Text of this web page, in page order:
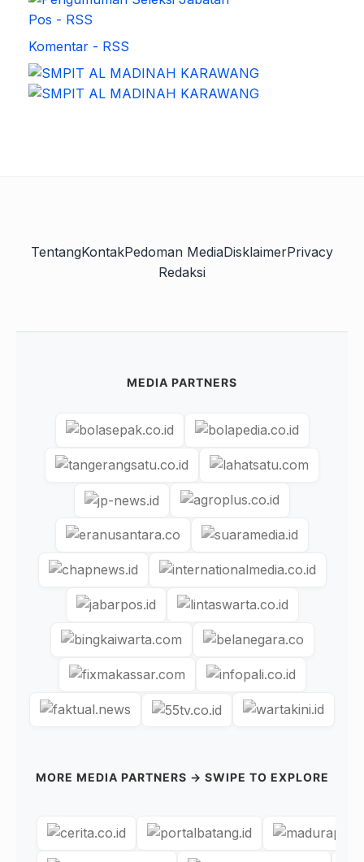
Pos - RSS
Komentar - RSS
TentangKontakPedoman MediaDisklaimerPrivacy
Redaksi
MEDIA PARTNERS
MORE MEDIA PARTNERS → SWIPE TO EXPLORE